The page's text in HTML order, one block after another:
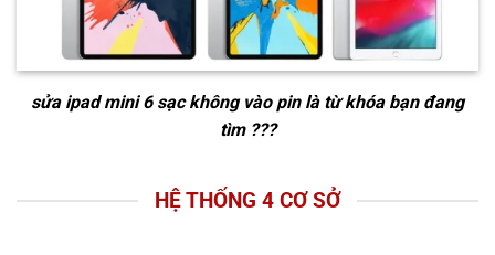
sửa ipad mini 6 sạc không vào pinlà từ khóa bạn đang
tìm ???
HỆ THỐNG 4 CƠ SỞ